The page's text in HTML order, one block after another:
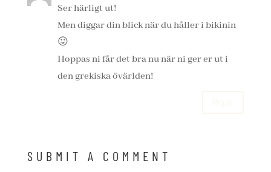
Ser härligt ut!
Men diggar din blick när du håller i bikinin
😛
Hoppas ni får det bra nu när ni ger er ut i
den grekiska övärlden!
SUBMIT A COMMENT